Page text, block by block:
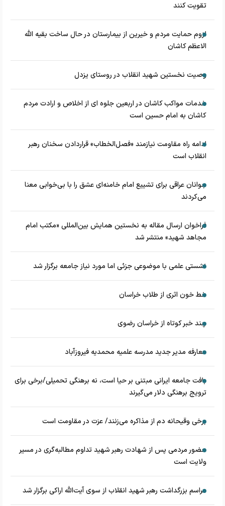
تقویت کنند
لزوم حمایت مردم و خیرین از بیمارستان در حال ساخت بقیه الله
الاعظم کاشان
وصیت نخستین شهید انقلاب در روستای یزدل
خدمات مواکب کاشان در اربعین جلوه ای از اخلاص و ارادت مردم
کاشان به امام حسین است
ادامه راه مقاومت نیازمند «فصل‌الخطاب» قراردادن سخنان رهبر
انقلاب است
جوانان عراقی برای تشییع امام خامنه‌ای عشق را با بی‌خوابی معنا
می‌کردند
فراخوان ارسال مقاله به نخستین همایش بین‌المللی «مکتب امام
مجاهد شهید» منتشر شد
نشستی علمی با موضوعی جزئی اما مورد نیاز جامعه برگزار شد
خط خون اثری از طلاب خراسان
چند خبر کوتاه از خراسان رضوی
معارفه مدیر جدید مدرسه علمیه محمدیه فیروزآباد
بافت جامعه ایرانی مبتنی بر حیا است، نه برهنگی تحمیلی/برخی برای
ترویج برهنگی دلار می‌گیرند
برخی وقیحانه دم از مذاکره می‌زنند/ عزت در مقاومت است
حضور مردمی پس از شهادت رهبر شهید تداوم مطالبه‌گری در مسیر
ولایت است
مراسم بزرگداشت رهبر شهید انقلاب از سوی آیت‌الله اراکی برگزار شد